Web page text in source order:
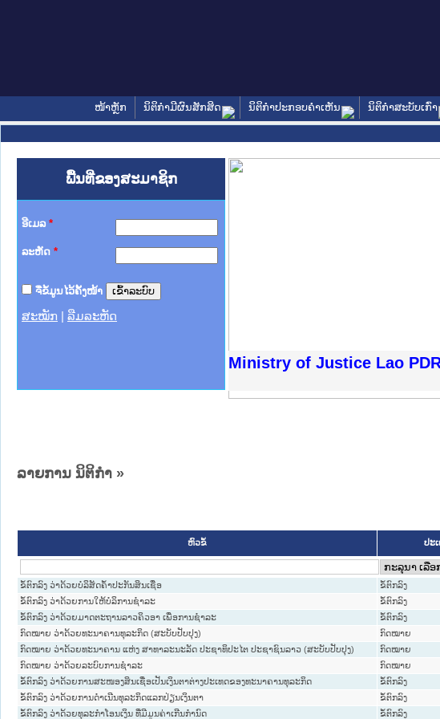
ໜ້າຫຼັກ ນິຕິກໍາມີຜົນສັກສິດ ນິຕິກໍາປະກອບຄໍາເຫັນ ນິຕິກໍາສະບັບເກົ່າ
ພື້ນທີ່ຂອງສະມາຊິກ
ອີເມລ *
ລະຫັດ *
ຈື່ຂໍ້ມູນໄວ້ຄັ້ງໜ້າ
ສະໝັກ ລືມລະຫັດ
Ministry of Justice Lao
າປະຊາຊົນ ພາກເໜືອ
ດຖະການ
ພາກກາງ
ພາກໃຕ້
າຄານຕຳຫຼວດປະຊາຊົນ
ຄານສັນຕິບານປະຊາຊົນ
ງພາກເໜືອ
າປະຊາຊົນ ພາກກາງ
ລາຍການ ນິຕິກໍາ »
ຫົວຂໍ້ ປະ
ຂໍ້ຕົກລົງ ວ່າດ້ວຍບໍລິສັດຄໍ້າປະກັນສິນເຊື່ອ ຂໍ້ຕົກລົງ
ຂໍ້ຕົກລົງ ວ່າດ້ວຍການໃຫ້ບໍລິການຊໍາລະ ຂໍ້ຕົກລົງ
ຂໍ້ຕົກລົງ ວ່າດ້ວຍມາດຕະຖານລາວຄິວອາ ເພື່ອການຊໍາລະ ຂໍ້ຕົກລົງ
ກົດໝາຍ ວ່າດ້ວຍທະນາຄານທຸລະກິດ (ສະບັບປັບປຸງ) ກົດໝາຍ
ກົດໝາຍ ວ່າດ້ວຍທະນາຄານ ແຫ່ງ ສາທາລະນະລັດ ປະຊາທິປະໄຕ ປະຊາຊົນລາວ (ສະບັບປັບປຸງ) ກົດໝາຍ
ກົດໝາຍ ວ່າດ້ວຍລະບົບການຊຳລະ ກົດໝາຍ
ຂໍ້ຕົກລົງ ວ່າດ້ວຍການສະໜອງສິນເຊື່ອເປັນເງິນຕາຕ່າງປະເທດຂອງທະນາຄານທຸລະກິດ ຂໍ້ຕົກລົງ
ຂໍ້ຕົກລົງ ວ່າດ້ວຍການດຳເນີນທຸລະກິດແລກປ່ຽນເງິນຕາ ຂໍ້ຕົກລົງ
ຂໍ້​ຕົກ​ລົງ ວ່າ​ດ້ວຍ​ທຸ​ລະ​ກຳ​ໂອ​ນ​ເງິນ ທີ່​ມີ​ມູນ​ຄ່າ​ເກີນ​ກຳ​ນົດ ຂໍ້ຕົກລົງ